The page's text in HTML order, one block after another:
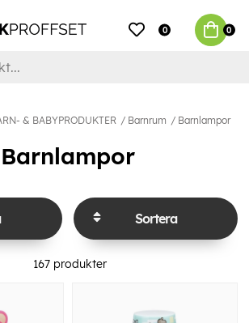
0 0
& BABYPRODUKTER Barnrum Barnlampor
Barnlampor
Sortera
167produkter